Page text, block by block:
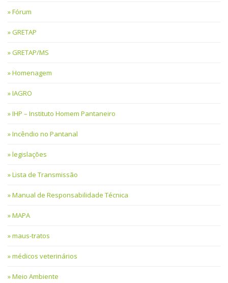
Fórum
GRETAP
GRETAP/MS
Homenagem
IAGRO
IHP – Instituto Homem Pantaneiro
Incêndio no Pantanal
legislações
Lista de Transmissão
Manual de Responsabilidade Técnica
MAPA
maus-tratos
médicos veterinários
Meio Ambiente